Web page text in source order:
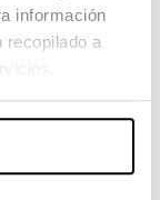
información
recopilado a